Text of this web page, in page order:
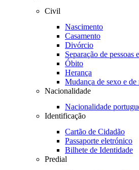
Civil
Nascimento
Casamento
Divórcio
Separação de pessoas
Óbito
Herança
Mudança de sexo e
Nacionalidade
Nacionalidade
Identificação
Cartão de Cidadão
Passaporte eletrónico
Bilhete de Identidade
Predial